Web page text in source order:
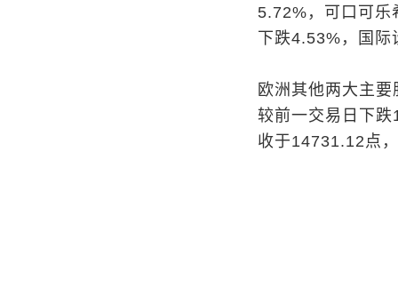
5.72%，可口可乐
下跌4.53%，国
欧洲其他两大主
较前一交易日下
收于14731.12点